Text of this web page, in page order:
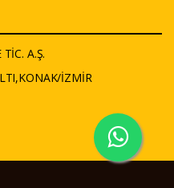
A.Ş.
İZMİR